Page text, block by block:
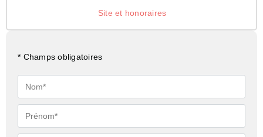
Site et honoraires
* Champs obligatoires
Nom*
Prénom*